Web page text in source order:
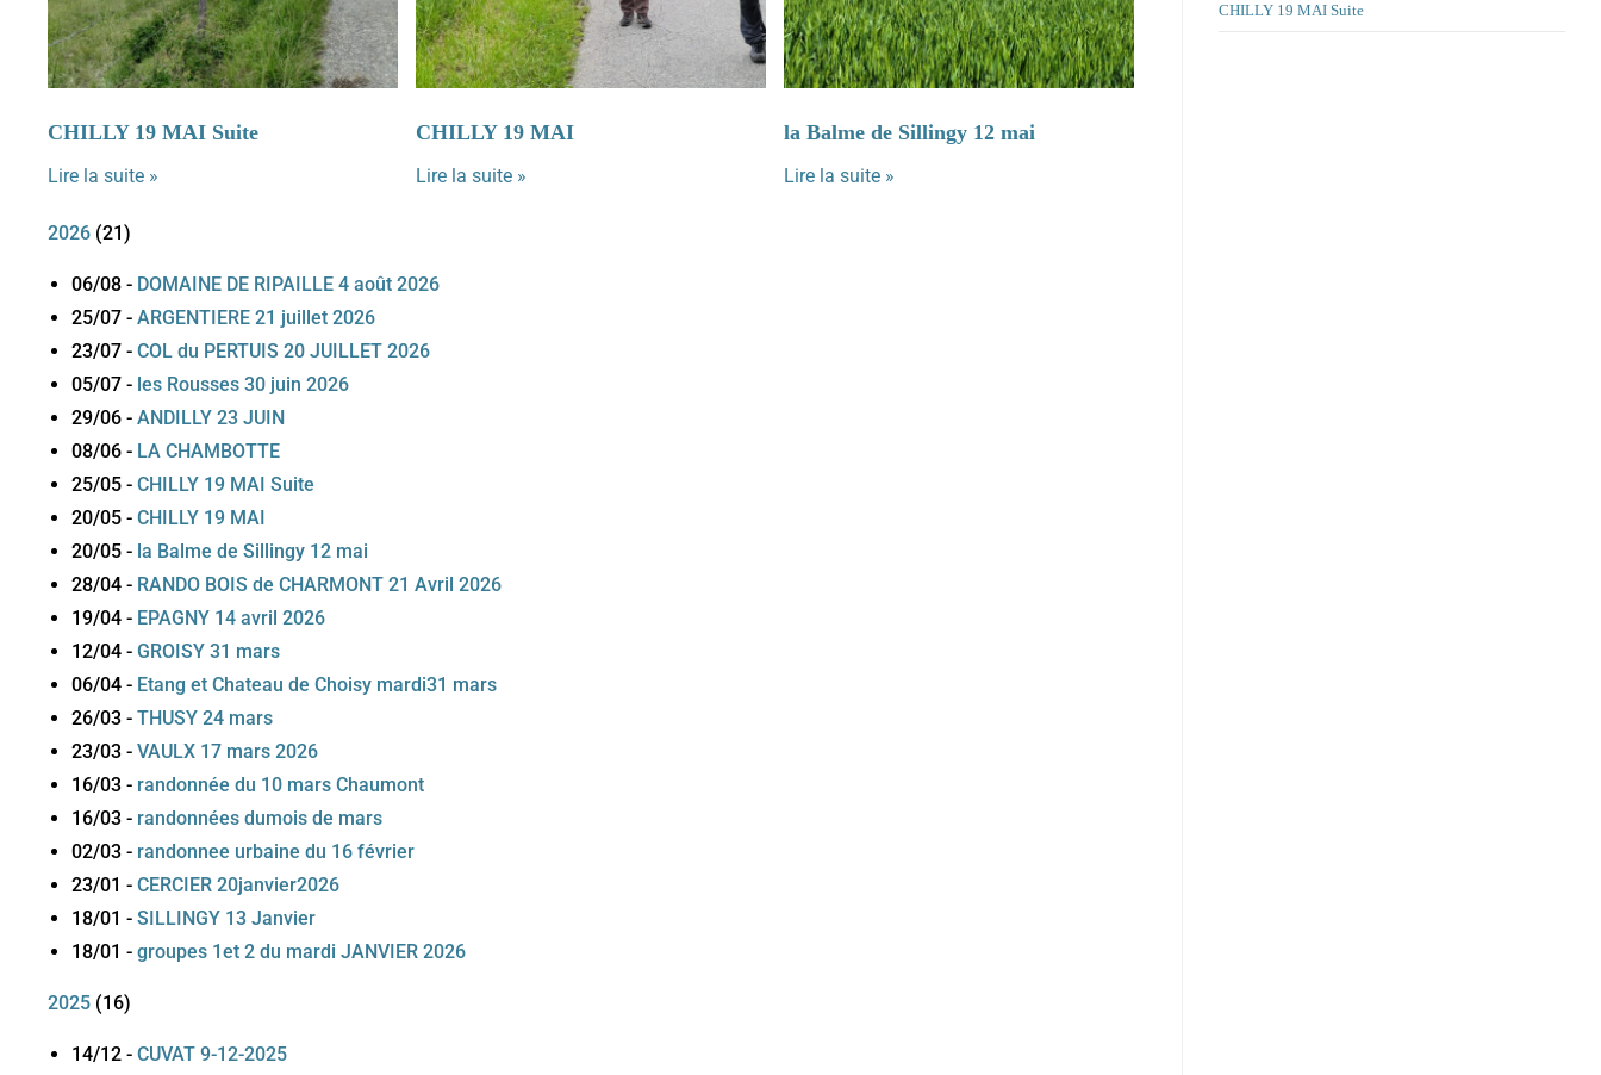
CHILLY 19 MAI Suite
Lire la suite »
CHILLY 19 MAI
Lire la suite »
la Balme de Sillingy 12 mai
Lire la suite »
2026 (21)
06/08 - DOMAINE DE RIPAILLE 4 août 2026
25/07 - ARGENTIERE 21 juillet 2026
23/07 - COL du PERTUIS 20 JUILLET 2026
05/07 - les Rousses 30 juin 2026
29/06 - ANDILLY 23 JUIN
08/06 - LA CHAMBOTTE
25/05 - CHILLY 19 MAI Suite
20/05 - CHILLY 19 MAI
20/05 - la Balme de Sillingy 12 mai
28/04 - RANDO BOIS de CHARMONT 21 Avril 2026
19/04 - EPAGNY 14 avril 2026
12/04 - GROISY 31 mars
06/04 - Etang et Chateau de Choisy mardi31 mars
26/03 - THUSY 24 mars
23/03 - VAULX 17 mars 2026
16/03 - randonnée du 10 mars Chaumont
16/03 - randonnées dumois de mars
02/03 - randonnee urbaine du 16 février
23/01 - CERCIER 20janvier2026
18/01 - SILLINGY 13 Janvier
18/01 - groupes 1et 2 du mardi JANVIER 2026
2025 (16)
14/12 - CUVAT 9-12-2025
CHILLY 19 MAI Suite